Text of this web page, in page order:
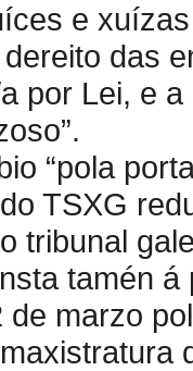
e
das
por Lei, e
“pola
TSXG
tribunal
tamén
de marzo